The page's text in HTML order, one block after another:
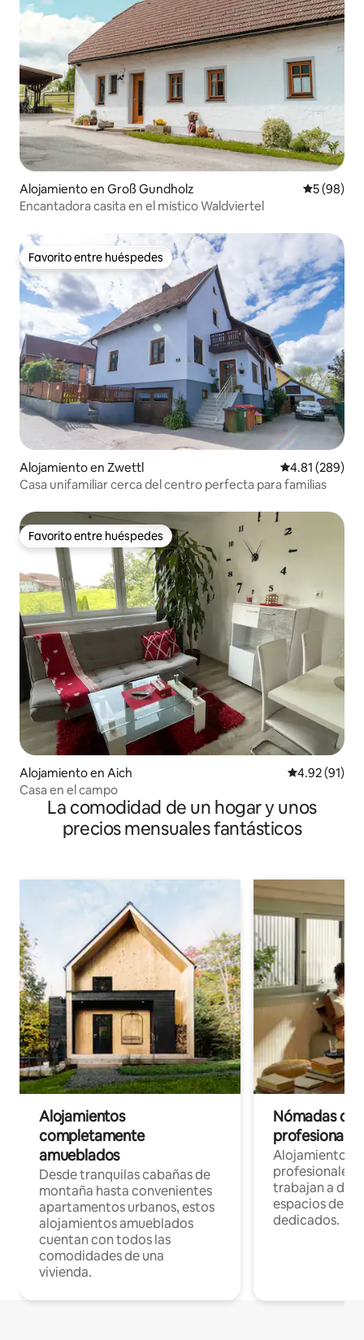
Alojamiento en Groß Gundholz
5 (98)
Encantadora casita en el místico Waldviertel
Favorito entre huéspedes
Favorito entre huéspedes
Alojamiento en Zwettl Calificación
4.81 (289)
Casa unifamiliar cerca del centro perfecta para familias
Favorito entre huéspedes
Favorito entre huéspedes
Alojamiento en Aich Calificación
4.92 (91)
Casa en el campo
La comodidad de un hogar y unos
precios mensuales fantásticos
Alojamientos
completamente
amueblados
Desde tranquilas cabañas de
montaña hasta convenientes
apartamentos urbanos, estos
alojamientos amueblados
cuentan con todos las
comodidades de una
vivienda.
Nómadas
Alojamientos
profesionales
trabajan a
espacios de
dedicados.